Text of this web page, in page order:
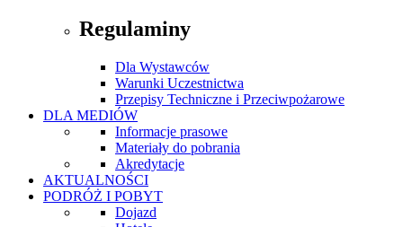
Regulaminy
Dla Wystawców
Warunki Uczestnictwa
Przepisy Techniczne i Przeciwpożarowe
DLA MEDIÓW
Informacje prasowe
Materiały do pobrania
Akredytacje
AKTUALNOŚCI
PODRÓŻ I POBYT
Dojazd